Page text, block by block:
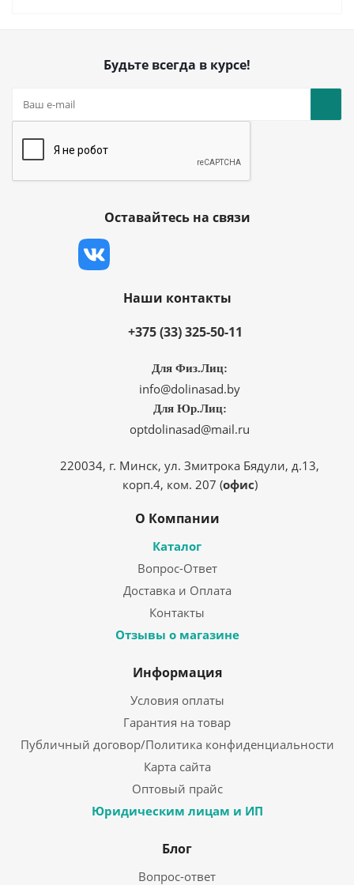
Будьте всегда в курсе!
Оставайтесь на связи
Наши контакты
+375 (33) 325-50-11
Для Физ.Лиц:
info@dolinasad.by
Для Юр.Лиц:
optdolinasad@mail.ru
220034, г. Минск, ул. Змитрока Бядули, д.13,
корп.4, ком. 207 (офис)
О Компании
Каталог
Вопрос-Ответ
Доставка и Оплата
Контакты
Отзывы о магазине
Информация
Условия оплаты
Гарантия на товар
Публичный договор/Политика конфиденциальности
Карта сайта
Оптовый прайс
Юридическим лицам и ИП
Блог
Вопрос-ответ